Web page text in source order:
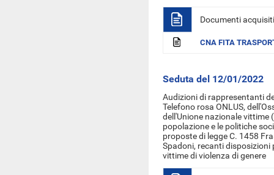
Documenti acquisiti
CNA FITA
Seduta del 12/01/2022
Audizioni di rappresentanti
Telefono rosa ONLUS,
dell'Unione nazionale vittime
popolazione e le politiche
proposte di legge C. 1458
Spadoni, recanti disposizioni
vittime di violenza di genere